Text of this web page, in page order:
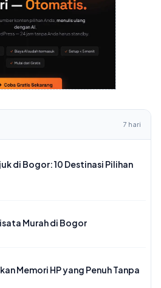
7 hari
di Bogor: 10 Destinasi Pilihan
Murah di Bogor
Memori HP yang Penuh Tanpa